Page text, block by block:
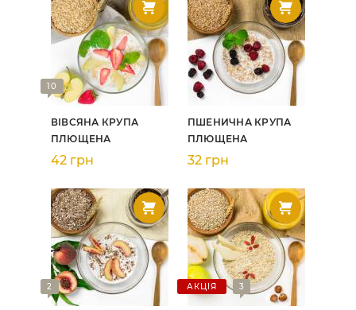
10
ВІВСЯНА КРУПА
ПЛЮЩЕНА
42 грн
ПШЕНИЧНА КРУПА
ПЛЮЩЕНА
32 грн
2 АКЦІЯ 3